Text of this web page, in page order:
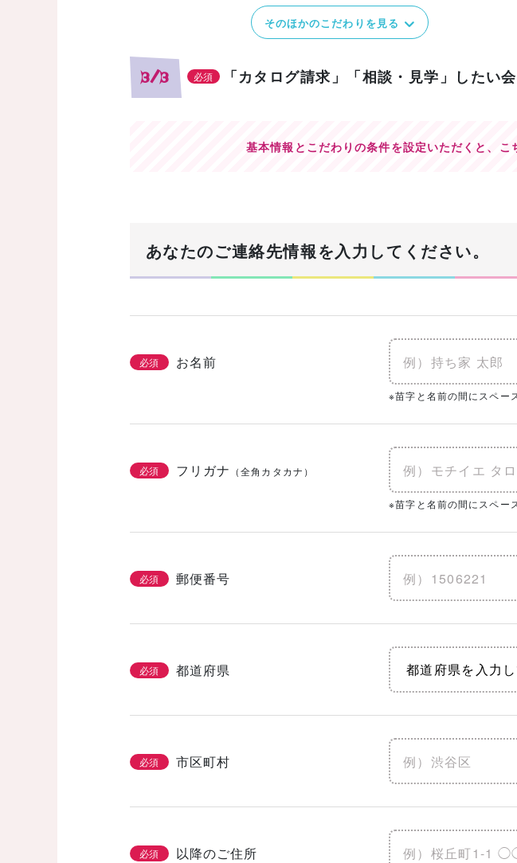
そのほかのこだわりを見る
3/3 必須 「カタログ請求」「相談・見学」したい
基本情報とこだわりの条件を設定いただくと、 こ
あなたのご連絡先情報を入力してください。
必須 お名前
※苗字と名前の間にスペー
必須 フリガナ （全角カタカナ）
※苗字と名前の間にスペー
必須 郵便番号
必須 都道府県
必須 市区町村
必須 以降のご住所